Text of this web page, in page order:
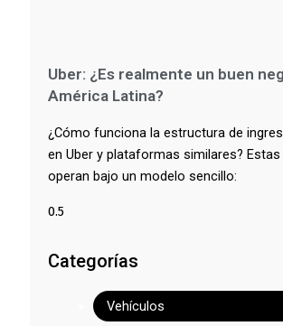
Uber: ¿Es realmente un buen
América Latina?
¿Cómo funciona la estructura de
en Uber y plataformas similares?
operan bajo un modelo sencillo:
Categorías
Vehículos